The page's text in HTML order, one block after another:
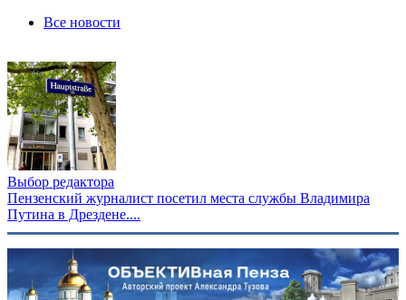
Все новости
Выбор редактора
Пензенский журналист посетил места службы Владимира
Путина в Дрездене....